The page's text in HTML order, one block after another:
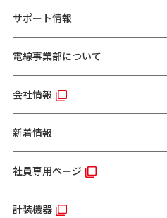
サポート情報
電線事業部について
会社情報
新着情報
社員専用ページ
計装機器